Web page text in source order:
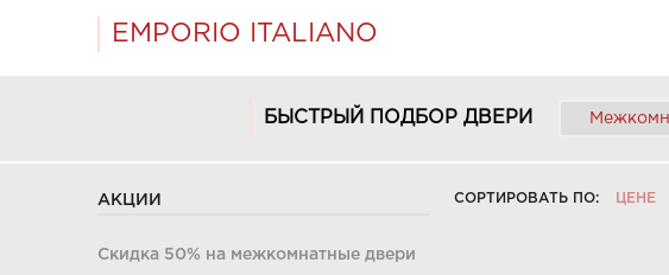
EMPORIO ITALIANO
БЫСТРЫЙ ПОДБОР ДВЕРИ
АКЦИИ
Скидка 50% на межкомнатные двери
СОРТИРОВАТЬ ПО: ЦЕНЕ